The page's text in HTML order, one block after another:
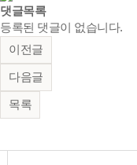
댓글목록
등록된 댓글이 없습니다.
이전글
다음글
목록